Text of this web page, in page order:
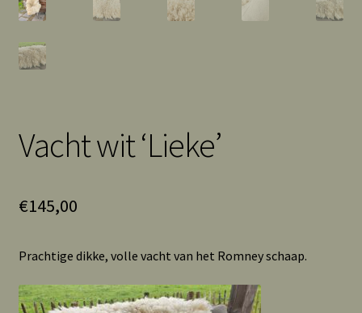
Vacht wit ‘Lieke’
€145,00
Prachtige dikke, volle vacht van het Romney schaap.